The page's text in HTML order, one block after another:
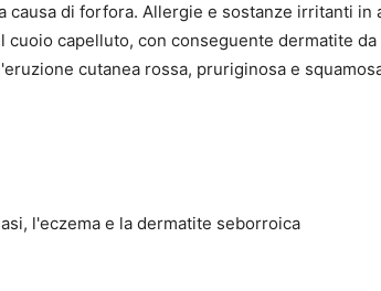
causa di forfora. Allergie e sostanze irritanti in
capelluto, con conseguente dermatite da
cutanea rossa, pruriginosa e
l'eczema e la dermatite seborroica